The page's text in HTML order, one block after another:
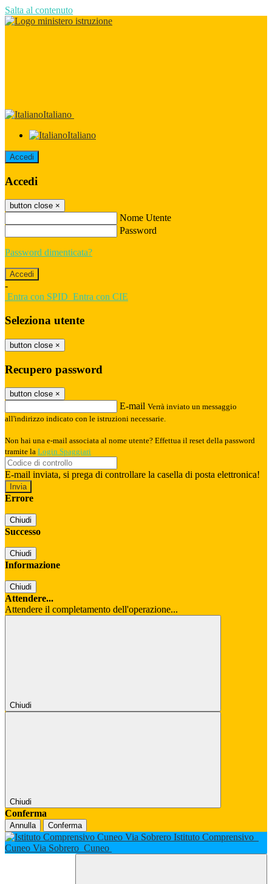
Salta al contenuto
Italiano
Italiano
Accedi
Accedi
button close ×
Nome Utente
Password
Password dimenticata?
-
Entra con SPID Entra con CIE
Seleziona utente
button close ×
Recupero password
button close ×
E-mail Verrà inviato un messaggio
all'indirizzo indicato con le istruzioni necessarie.
Non hai una e-mail associata al nome utente? Effettua il reset della password
tramite la Login Spaggiari
E-mail inviata, si prega di controllare la casella di posta elettronica!
Errore
Chiudi
Successo
Chiudi
Informazione
Chiudi
Attendere...
Attendere il completamento dell'operazione...
Chiudi
Chiudi
Conferma
Annulla Conferma
Istituto Comprensivo
Cuneo Via Sobrero Cuneo